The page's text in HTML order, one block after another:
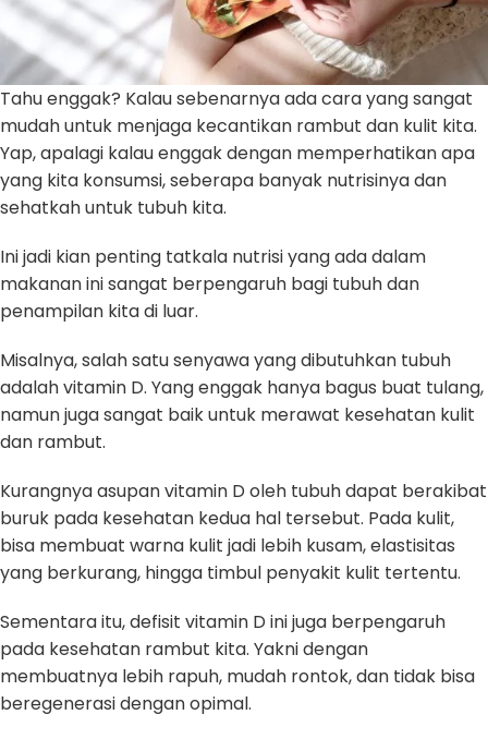
Tahu enggak? Kalau sebenarnya ada cara yang sangat
mudah untuk menjaga kecantikan rambut dan kulit kita.
Yap, apalagi kalau enggak dengan memperhatikan apa
yang kita konsumsi, seberapa banyak nutrisinya dan
sehatkah untuk tubuh kita.
Ini jadi kian penting tatkala nutrisi yang ada dalam
makanan ini sangat berpengaruh bagi tubuh dan
penampilan kita di luar.
Misalnya, salah satu senyawa yang dibutuhkan tubuh
adalah vitamin D. Yang enggak hanya bagus buat tulang,
namun juga sangat baik untuk merawat kesehatan kulit
dan rambut.
Kurangnya asupan vitamin D oleh tubuh dapat berakibat
buruk pada kesehatan kedua hal tersebut. Pada kulit,
bisa membuat warna kulit jadi lebih kusam, elastisitas
yang berkurang, hingga timbul penyakit kulit tertentu.
Sementara itu, defisit vitamin D ini juga berpengaruh
pada kesehatan rambut kita. Yakni dengan
membuatnya lebih rapuh, mudah rontok, dan tidak bisa
beregenerasi dengan opimal.